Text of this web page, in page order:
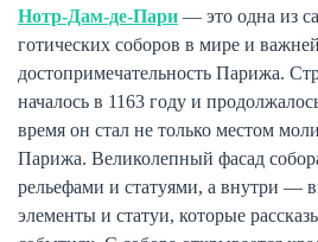
Нотр-Дам-де-Пари — это одна из
готических соборов в мире и
достопримечательность Парижа.
началось в 1163 году и
время он стал не только местом
Парижа. Великолепный фасад
рельефами и статуями, а внутри —
элементы и статуи, которые